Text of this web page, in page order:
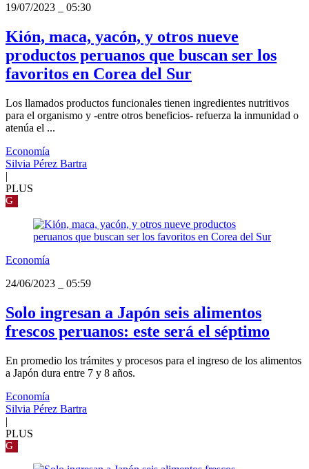
19/07/2023
05:30
Kión, maca, yacón, y otros nueve
productos peruanos que buscan ser los
favoritos en Corea del Sur
Los llamados productos funcionales tienen ingredientes nutritivos
para el organismo y -entre otros beneficios- refuerza la inmunidad o
atenúa el ...
Economía
Silvia Pérez Bartra
|
PLUS
G
Economía
24/06/2023
05:59
Solo ingresan a Japón seis alimentos
frescos peruanos: este será el séptimo
En promedio los trámites y procesos para el ingreso de los alimentos
a Japón dura entre 7 y 8 años.
Economía
Silvia Pérez Bartra
|
PLUS
G